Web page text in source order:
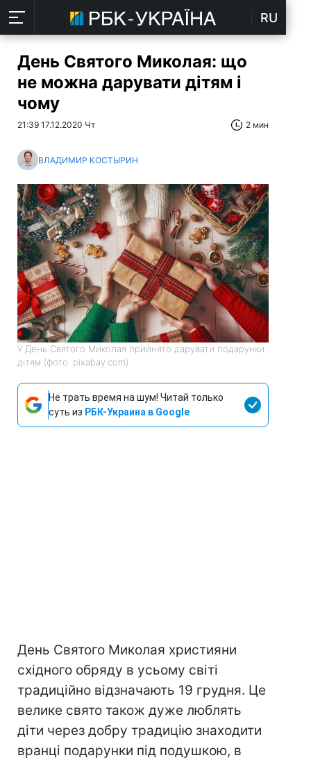
RU
День Святого Миколая: що
не можна дарувати дітям і
чому
21:39 17.12.2020 Чт 2 мин
ВЛАДИМИР КОСТЫРИН
У День Святого Миколая прийнято дарувати подарунки
дітям (фото: pixabay.com)
Не трать время на шум! Читай только
суть из РБК-Украина в Google
День Святого Миколая християни
східного обряду в усьому світі
традиційно відзначають 19 грудня. Це
велике свято також дуже люблять
діти через добру традицію знаходити
вранці подарунки під подушкою, в